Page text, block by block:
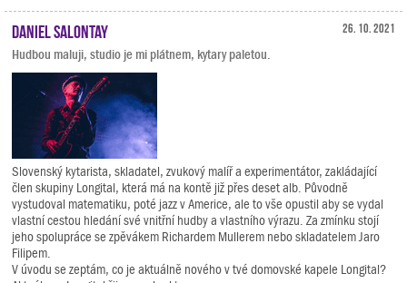
26. 10. 2021
Daniel Salontay
Hudbou maluji, studio je mi plátnem, kytary paletou.
Slovenský kytarista, skladatel, zvukový malíř a experimentátor, zakládající
člen skupiny Longital, která má na kontě již přes deset alb. Původně
vystudoval matematiku, poté jazz v Americe, ale to vše opustil aby se vydal
vlastní cestou hledání své vnitřní hudby a vlastního výrazu. Za zmínku stojí
jeho spolupráce se zpěvákem Richardem Mullerem nebo skladatelem Jaro
Filipem.
V úvodu se zeptám, co je aktuálně nového v tvé domovské kapele Longital?